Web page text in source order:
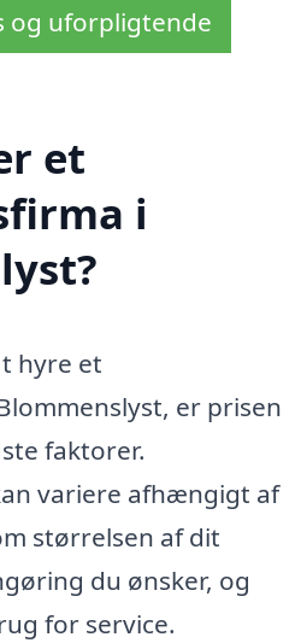
og uforpligtende
et
i
hyre et
er prisen
faktorer.
variere afhængigt af
størrelsen af dit
du ønsker, og
for service.